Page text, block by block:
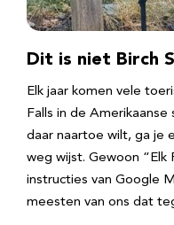
Dit is niet Birch
Elk jaar komen vele
Falls in de
daar naartoe wilt, ga je
weg wijst. Gewoon “Elk
instructies van Google
meesten van ons dat